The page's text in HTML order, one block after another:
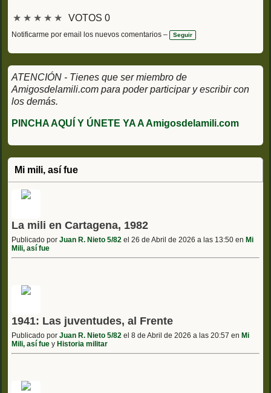
★ ★ ★ ★ ★ VOTOS 0
Notificarme por email los nuevos comentarios – Seguir
ATENCIÓN - Tienes que ser miembro de
Amigosdelamili.com para poder participar y escribir con
los demás.
PINCHA AQUÍ Y ÚNETE YA A Amigosdelamili.com
Mi mili, así fue
La mili en Cartagena, 1982
Publicado por Juan R. Nieto 5/82 el 26 de Abril de 2026 a las 13:50 en Mi
Mili, así fue
1941: Las juventudes, al Frente
Publicado por Juan R. Nieto 5/82 el 8 de Abril de 2026 a las 20:57 en Mi
Mili, así fue y Historia militar